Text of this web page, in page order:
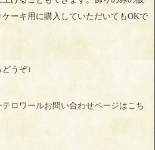
ーキ用に購入していただいてもOKで
うぞ↓
ロワールお問い合わせページはこち